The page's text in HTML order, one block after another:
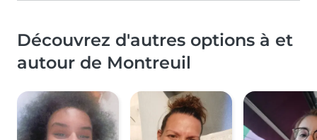
Découvrez d'autres options à et
autour de Montreuil